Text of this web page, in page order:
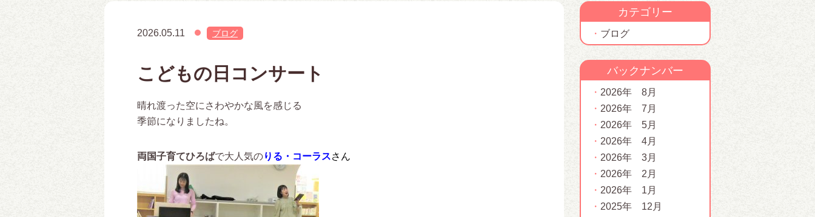
2026.05.11 ブログ
こどもの日コンサート
晴れ渡った空にさわやかな風を感じる
季節になりましたね。
両国子育てひろばで大人気のりる・コーラスさん
カテゴリー
ブログ
バックナンバー
2026年 8月
2026年 7月
2026年 5月
2026年 4月
2026年 3月
2026年 2月
2026年 1月
2025年 12月